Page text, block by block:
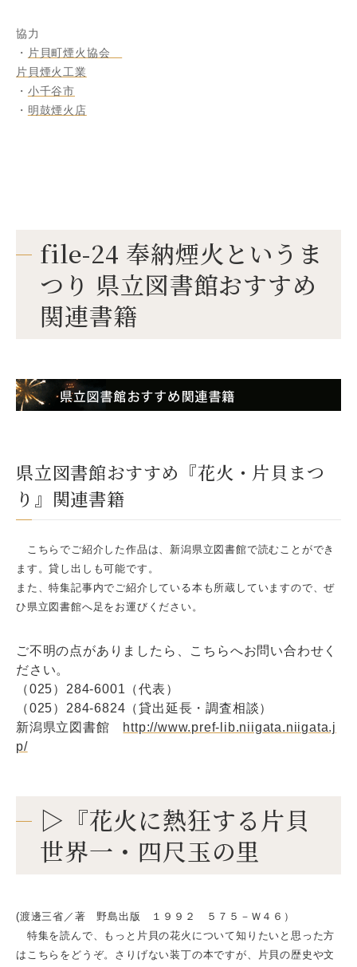
協力
・
片貝町煙火協会
片貝煙火工業
・ 小千谷市
・ 明鼓煙火店
file-24 奉納煙火というま
つり 県立図書館おすすめ
関連書籍
県立図書館おすすめ『花火・片貝まつ
り』関連書籍
こちらでご紹介した作品は、新潟県立図書館で読むことができ
ます。貸し出しも可能です。
また、特集記事内でご紹介している本も所蔵していますので、ぜ
ひ県立図書館へ足をお運びください。
ご不明の点がありましたら、こちらへお問い合わせく
ださい。
（025）284-6001（代表）
（025）284-6824（貸出延長・調査相談）
新潟県立図書館 http://www.pref-lib.niigata.niigata.j
p/
▷『花火に熱狂する片貝
世界一・四尺玉の里
(渡邊三省／著 野島出版 １９９２ ５７５－Ｗ４６）
特集を読んで、もっと片貝の花火について知りたいと思った方
はこちらをどうぞ。さりげない装丁の本ですが、片貝の歴史や文